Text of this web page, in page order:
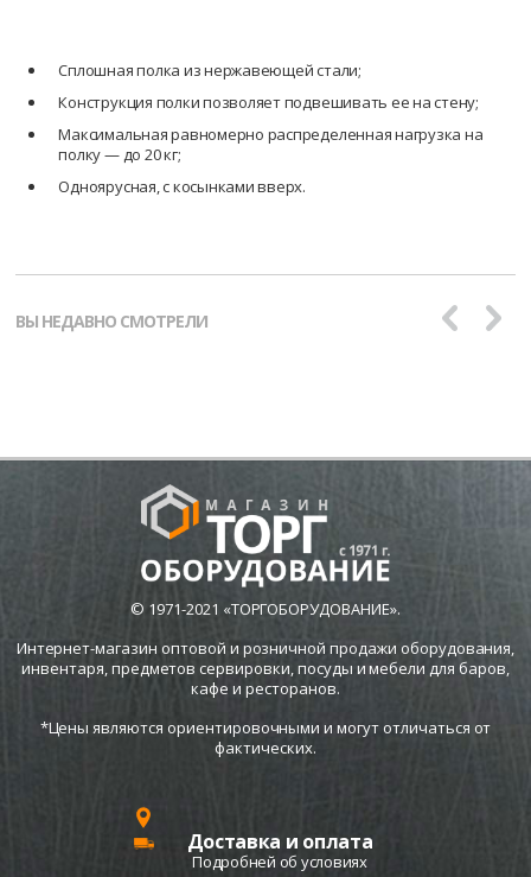
Сплошная полка из нержавеющей стали;
Конструкция полки позволяет подвешивать ее на стену;
Максимальная равномерно распределенная нагрузка на
полку — до 20 кг;
Одноярусная, с косынками вверх.
ВЫ НЕДАВНО СМОТРЕЛИ
© 1971-2021 «ТОРГОБОРУДОВАНИЕ».
Интернет-магазин оптовой и розничной продажи оборудования,
инвентаря, предметов сервировки, посуды и мебели для баров,
кафе и ресторанов.
*Цены являются ориентировочными и могут отличаться от
фактических.
Доставка и оплата
Подробней об условиях